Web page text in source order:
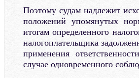
Поэтому судам надлежит
положений упомянутых
итогам определенного
налогоплательщика
применения
случае одновременного